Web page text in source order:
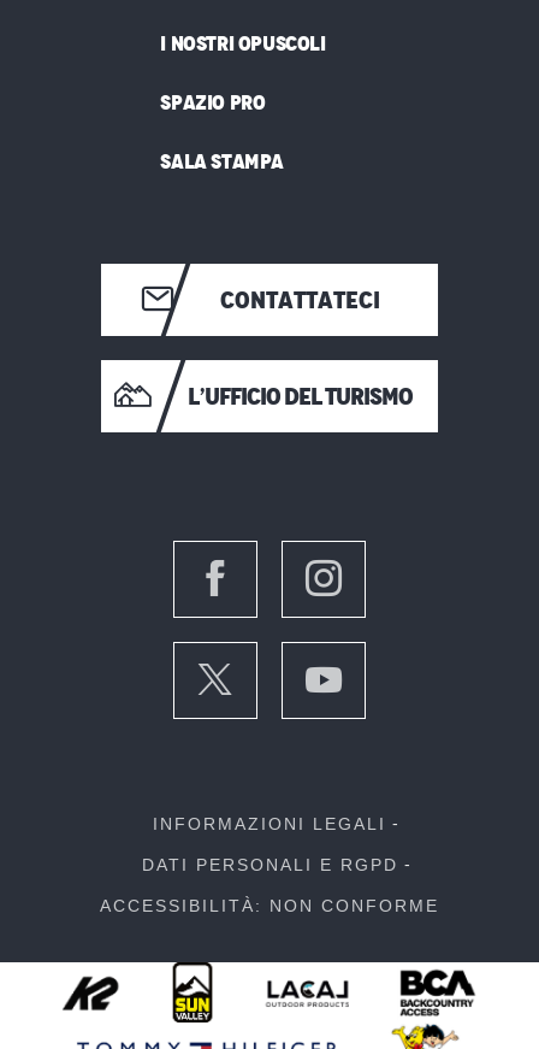
I NOSTRI OPUSCOLI
SPAZIO PRO
SALA STAMPA
CONTATTATECI
L’UFFICIO DEL TURISMO
INFORMAZIONI LEGALI
DATI PERSONALI E RGPD
ACCESSIBILITÀ: NON CONFORME